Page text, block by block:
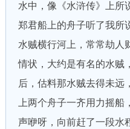
水中，像《水浒传》上所
郑君船上的舟子听了我所
水贼横行河上，常常劫人
情状，大约是有名的水贼
后，估料那水贼去得未远
上两个舟子一齐用力摇
声咿呀，向前赶了一段水